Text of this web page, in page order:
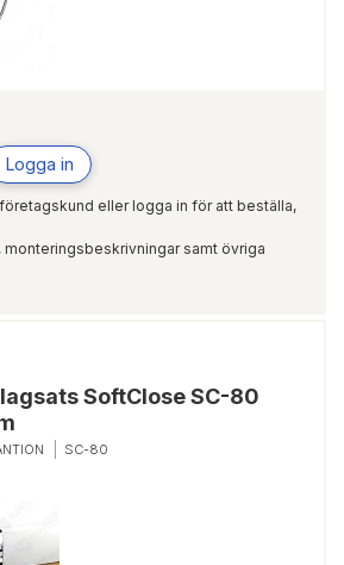
Logga in
eller logga in för att beställa,
monteringsbeskrivningar samt övriga
SoftClose SC-80
SC-80